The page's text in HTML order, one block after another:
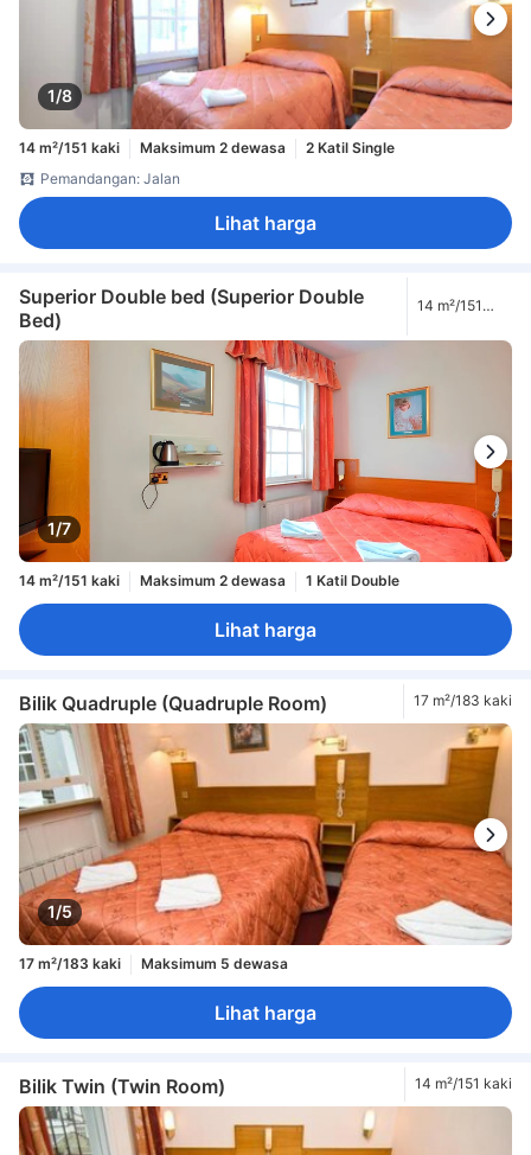
1/8
14 m²/151 kaki Maksimum 2 dewasa
2 Katil Single
Pemandangan: Jalan
Lihat harga
Superior Double bed (Superior Double
Bed)
14 m²/151
1/7
14 m²/151 kaki Maksimum 2 dewasa 1 Katil Double
Lihat harga
Bilik Quadruple (Quadruple Room) 17 m²/183 kaki
1/5
17 m²/183 kaki Maksimum 5 dewasa
Lihat harga
Bilik Twin (Twin Room) 14 m²/151 kaki